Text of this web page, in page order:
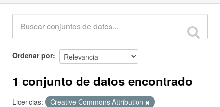
Ordenar por
1 conjunto de datos encontrado
Licencias:
Creative Commons Attribution